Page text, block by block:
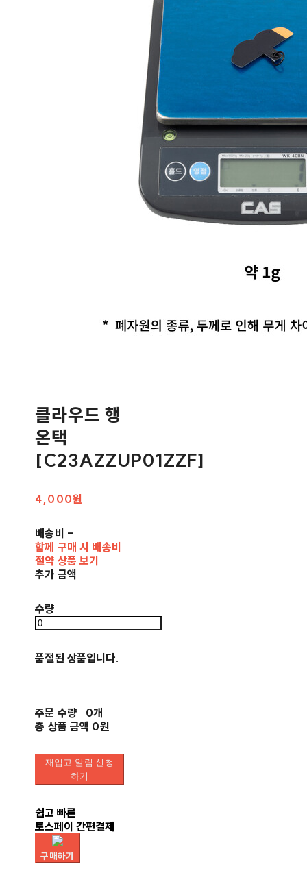
클라우드 행
온택
[C23AZZUP01ZZF]
4,000원
배송비 -
함께 구매 시 배송비
절약 상품 보기
추가 금액
수량
품절된 상품입니다.
주문 수량
0개
총 상품 금액 0원
재입고 알림 신청
하기
쉽고 빠른
토스페이 간편결제
구매하기